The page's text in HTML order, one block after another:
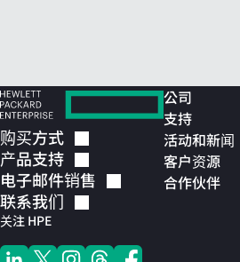
购买方式
产品支持
电子邮件销售
联系我们
关注 HPE
公司
支持
活动和新闻
客户资源
合作伙伴